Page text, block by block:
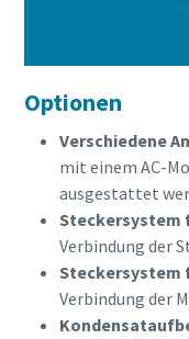
Optionen
Verschiedene
mit einem AC-
ausgestattet
Steckersystem
Verbindung der
Steckersystem
Verbindung der